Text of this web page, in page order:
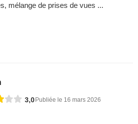
mélange de prises de vues ...
3,0 Publiée le 16 mars 2026